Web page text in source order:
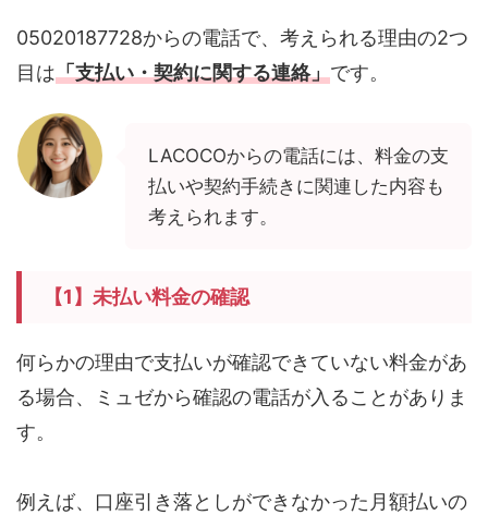
05020187728からの電話で、考えられる理由の2つ
目は「支払い・契約に関する連絡」です。
LACOCOからの電話には、料金の支
払いや契約手続きに関連した内容も
考えられます。
【1】未払い料金の確認
何らかの理由で支払いが確認できていない料金があ
る場合、ミュゼから確認の電話が入ることがありま
す。
例えば、口座引き落としができなかった月額払いの